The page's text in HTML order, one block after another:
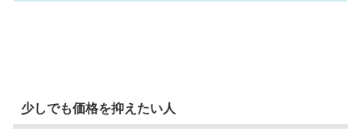
少しでも価格を抑えたい人